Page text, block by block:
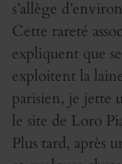
s’allège
Cette rareté
expliquent que
exploitent la
parisien, je jette
le site de Loro
Plus tard, après